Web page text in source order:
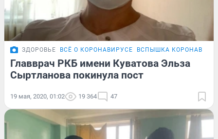
ЗДОРОВЬЕ ВСЁ О КОРОНАВИРУСЕ ВСПЫШКА
Главврач РКБ имени Куватова Эльза
Сыртланова покинула пост
19 мая, 2020, 01:02 19 364 47